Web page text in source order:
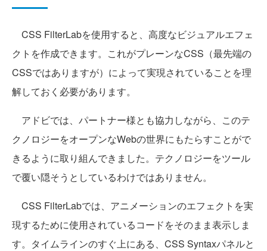
CSS FilterLabを使用すると、高度なビジュアルエフェ
クトを作成できます。これがプレーンなCSS（最先端の
CSSではありますが）によって実現されていることを理
解しておく必要があります。
アドビでは、パートナー様とも協力しながら、このテ
クノロジーをオープンなWebの世界にもたらすことがで
きるように取り組んできました。テクノロジーをツール
で覆い隠そうとしているわけではありません。
CSS FilterLabでは、アニメーションのエフェクトを実
現するために使用されているコードをそのまま表示しま
す。タイムラインのすぐ上にある、CSS Syntaxパネルと